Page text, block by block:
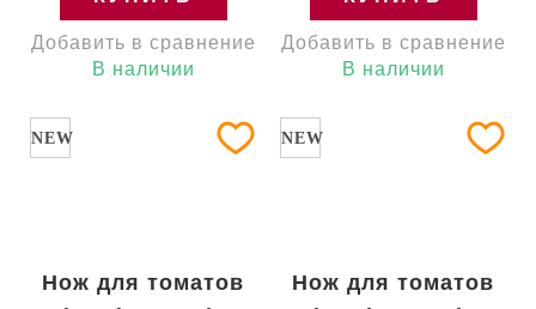
Добавить в сравнение
В наличии
Добавить в сравнение
В наличии
NEW
Нож для томатов
NEW
Нож для томатов